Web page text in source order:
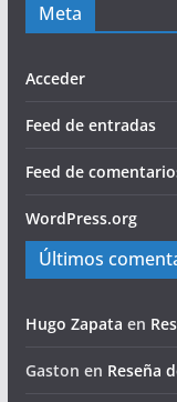
Meta
Acceder
Feed de entradas
Feed de
WordPress.org
Últimos
Hugo Zapata en
Gaston en Reseña